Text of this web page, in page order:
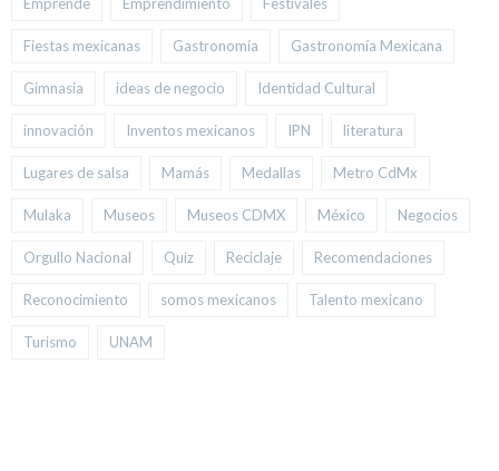
Fiestas mexicanas Gastronomía Gastronomía Mexicana
Gimnasia ideas de negocio Identidad Cultural
innovación Inventos mexicanos IPN literatura
Lugares de salsa Mamás Medallas Metro CdMx
Mulaka Museos Museos CDMX México Negocios
Orgullo Nacional Quiz Reciclaje Recomendaciones
Reconocimiento somos mexicanos Talento mexicano
Turismo UNAM